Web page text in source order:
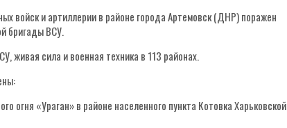
войск и артиллерии в районе города Артемовск (ДНР) поражен
бригады ВСУ.
живая сила и военная техника в 113 районах.
огня «Ураган» в районе населенного пункта Котовка Харьковской